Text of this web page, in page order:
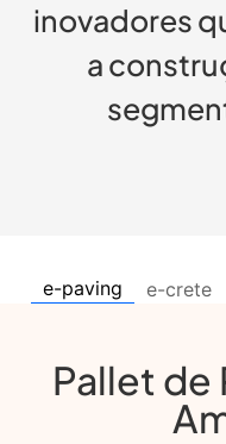
inovadores
a
e-paving e-crete
Pallet de